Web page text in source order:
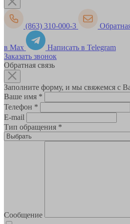
(863) 310-000-3
в Max
Написать в Telegram
Заказать звонок
Обратная связь
Заполните форму, и мы свяжемся с
Ваше имя *
Телефон *
E-mail
Тип обращения *
Сообщение